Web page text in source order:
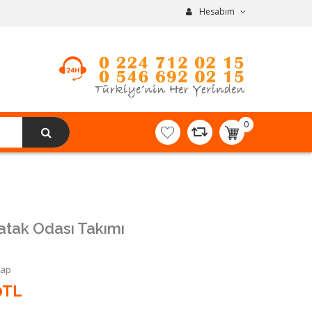
Hesabım
0
item(s)
-
Odası Takımı